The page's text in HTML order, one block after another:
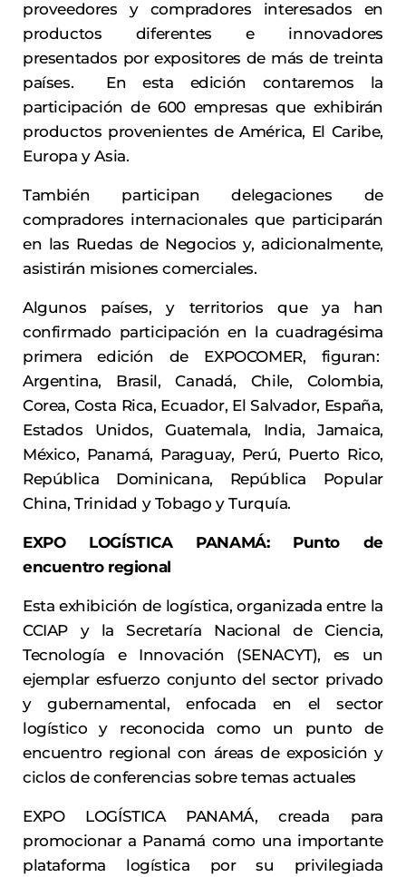
proveedores y compradores interesados en
productos diferentes e innovadores
presentados por expositores de más de treinta
países. En esta edición contaremos la
participación de 600 empresas que exhibirán
productos provenientes de América, El Caribe,
Europa y Asia.
También participan delegaciones de
compradores internacionales que participarán
en las Ruedas de Negocios y, adicionalmente,
asistirán misiones comerciales.
Algunos países, y territorios que ya han
confirmado participación en la cuadragésima
primera edición de EXPOCOMER, figuran:
Argentina, Brasil, Canadá, Chile, Colombia,
Corea, Costa Rica, Ecuador, El Salvador, España,
Estados Unidos, Guatemala, India, Jamaica,
México, Panamá, Paraguay, Perú, Puerto Rico,
República Dominicana, República Popular
China, Trinidad y Tobago y Turquía.
EXPO LOGÍSTICA PANAMÁ: Punto de
encuentro regional
Esta exhibición de logística, organizada entre la
CCIAP y la Secretaría Nacional de Ciencia,
Tecnología e Innovación (SENACYT), es un
ejemplar esfuerzo conjunto del sector privado
y gubernamental, enfocada en el sector
logístico y reconocida como un punto de
encuentro regional con áreas de exposición y
ciclos de conferencias sobre temas actuales
EXPO LOGÍSTICA PANAMÁ, creada para
promocionar a Panamá como una importante
plataforma logística por su privilegiada